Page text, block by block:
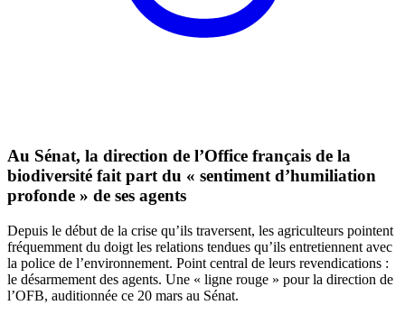
Au Sénat, la direction de l’Office français de la
biodiversité fait part du « sentiment d’humiliation
profonde » de ses agents
Depuis le début de la crise qu’ils traversent, les agriculteurs pointent
fréquemment du doigt les relations tendues qu’ils entretiennent avec
la police de l’environnement. Point central de leurs revendications :
le désarmement des agents. Une « ligne rouge » pour la direction de
l’OFB, auditionnée ce 20 mars au Sénat.